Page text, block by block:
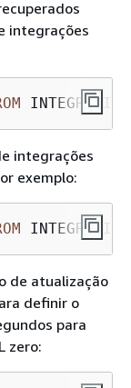
integrações
integrações
exemplo:
de atualização
definir o
para
zero: